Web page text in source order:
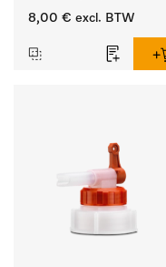
10 en 20 l.
8,00 € excl. BTW